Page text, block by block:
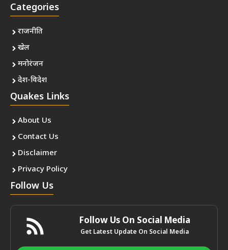
Categories
राजनीति
खेल
मनोरंजन
देश-विदेश
Quakes Links
About Us
Contact Us
Disclaimer
Privacy Policy
Follow Us
Follow Us On Social Media
Get Latest Update On Social Media